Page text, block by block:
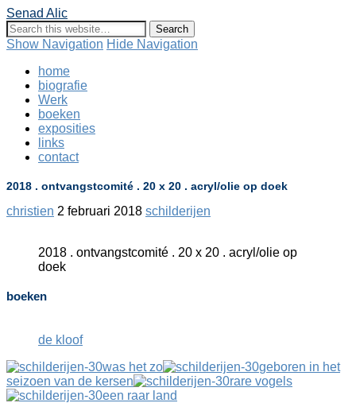
Senad Alic
Show Navigation Hide Navigation
home
biografie
Werk
boeken
exposities
links
contact
2018 . ontvangstcomité . 20 x 20 . acryl/olie op doek
christien 2 februari 2018 schilderijen
2018 . ontvangstcomité . 20 x 20 . acryl/olie op
doek
boeken
de kloof
was het zo
geboren in het
seizoen van de kersen
rare vogels
een raar land